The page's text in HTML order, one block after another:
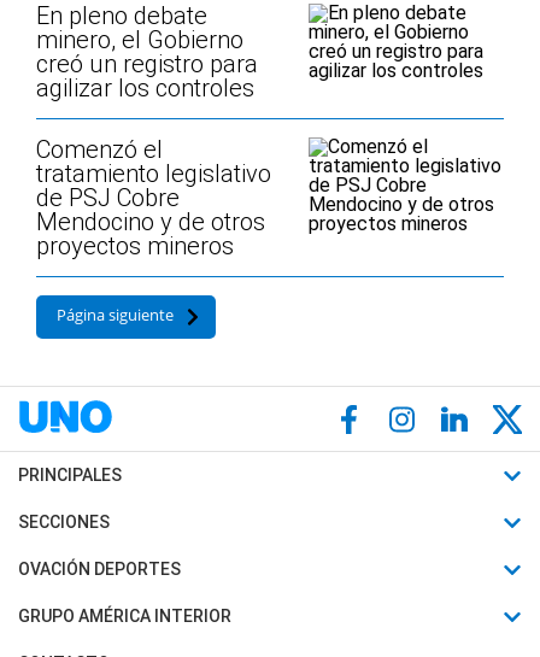
En pleno debate
minero, el Gobierno
creó un registro para
agilizar los controles
Comenzó el
tratamiento legislativo
de PSJ Cobre
Mendocino y de otros
proyectos mineros
Página siguiente
PRINCIPALES
Últimas Noticias
Política
SECCIONES
Horóscopo
Motores
OVACIÓN DEPORTES
Fútbol
GRUPO AMÉRICA INTERIOR